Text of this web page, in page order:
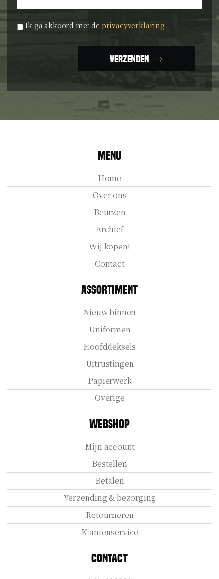
Privacyverklaring *
Ik ga akkoord met de privacyverklaring
Verzenden
Menu
Home
Over ons
Beurzen
Archief
Wij kopen!
Contact
Assortiment
Nieuw binnen
Uniformen
Hoofddeksels
Uitrustingen
Papierwerk
Overige
Webshop
Mijn account
Bestellen
Betalen
Verzending & bezorging
Retourneren
Klantenservice
Contact